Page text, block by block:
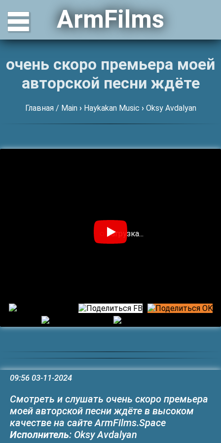
ArmFilms
очень скоро премьера моей
авторской песни ждёте
Главная / Main › Haykakan Music › Oksy Avdalyan
◌ Загрузка...
09:56 03-11-2024
Смотреть и слушать очень скоро премьера
моей авторской песни ждёте в высоком
качестве на сайте ArmFilms.Space
Исполнитель: Oksy Avdalyan